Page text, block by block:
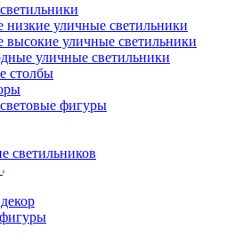
низкие уличные светильники
высокие уличные светильники
уличные светильники
столбы
фигуры
светильников